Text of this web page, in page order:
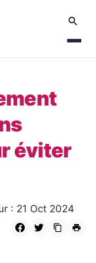
éviter
: 21 Oct 2024